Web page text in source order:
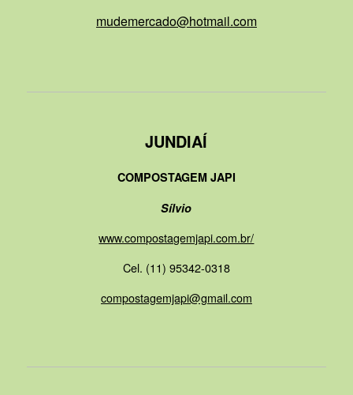
mudemercado@hotmail.com
JUNDIAÍ
COMPOSTAGEM JAPI
Sílvio
www.compostagemjapi.com.br/
Cel. (11) 95342-0318
compostagemjapi@gmail.com